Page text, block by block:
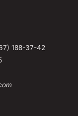
188-37-42